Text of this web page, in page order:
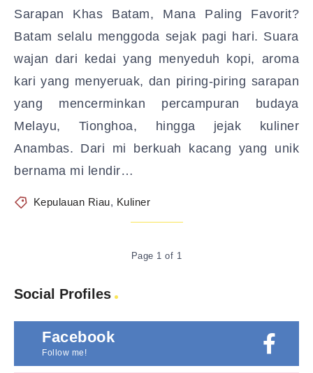
Sarapan Khas Batam, Mana Paling Favorit?
Batam selalu menggoda sejak pagi hari. Suara
wajan dari kedai yang menyeduh kopi, aroma
kari yang menyeruak, dan piring-piring sarapan
yang mencerminkan percampuran budaya
Melayu, Tionghoa, hingga jejak kuliner
Anambas. Dari mi berkuah kacang yang unik
bernama mi lendir…
Kepulauan Riau, Kuliner
Page 1 of 1
Social Profiles
Facebook
Follow me!